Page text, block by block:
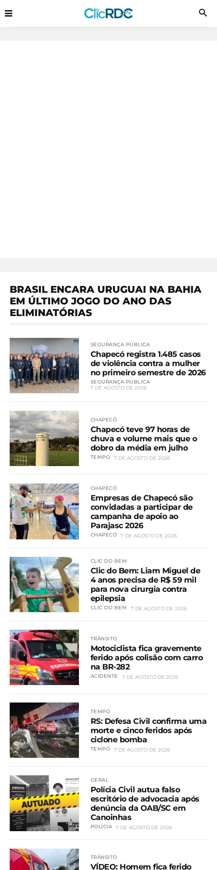
BRASIL ENCARA URUGUAI NA BAHIA
EM ÚLTIMO JOGO DO ANO DAS
ELIMINATÓRIAS
SEGURANÇA PÚBLICA
Chapecó registra 1.485 casos
de violência contra a mulher
no primeiro semestre de 2026
SEGURANÇA PÚBLICA
7 DE AGOSTO DE 2026
CHAPECÓ
Chapecó teve 97 horas de
chuva e volume mais que o
dobro da média em julho
TEMPO 7 DE AGOSTO DE 2026
CHAPECÓ
Empresas de Chapecó são
convidadas a participar de
campanha de apoio ao
Parajasc 2026
CHAPECÓ 7 DE AGOSTO DE 2026
CLIC DO BEM
Clic do Bem: Liam Miguel de
4 anos precisa de R$ 59 mil
para nova cirurgia contra
epilepsia
CLIC DO BEM 7 DE AGOSTO DE 2026
TRÂNSITO
Motociclista fica gravemente
ferido após colisão com carro
na BR-282
ACIDENTE 7 DE AGOSTO DE 2026
TEMPO
RS: Defesa Civil confirma uma
morte e cinco feridos após
ciclone bomba
TEMPO 7 DE AGOSTO DE 2026
GERAL
Polícia Civil autua falso
escritório de advocacia após
denúncia da OAB/SC em
Canoinhas
POLÍCIA 7 DE AGOSTO DE 2026
TRÂNSITO
VÍDEO: Homem fica ferido